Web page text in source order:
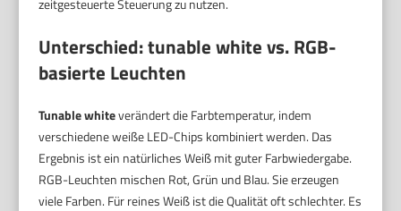
Unterschied:tunable whitevs. RGB-
basierte Leuchten
Tunable whiteverändert die Farbtemperatur, indem
verschiedene weiße LED-Chips kombiniert werden. Das
Ergebnis ist ein natürliches Weiß mit guter Farbwiedergabe.
RGB-Leuchten mischen Rot, Grün und Blau. Sie erzeugen
viele Farben. Für reines Weiß ist die Qualität oft schlechter. Es